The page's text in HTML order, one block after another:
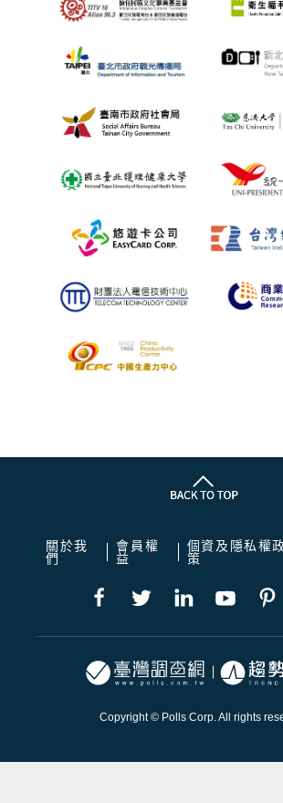
關於我
們
會員權
益
個資及隱私權
策
Copyright © Polls Corp. All rights